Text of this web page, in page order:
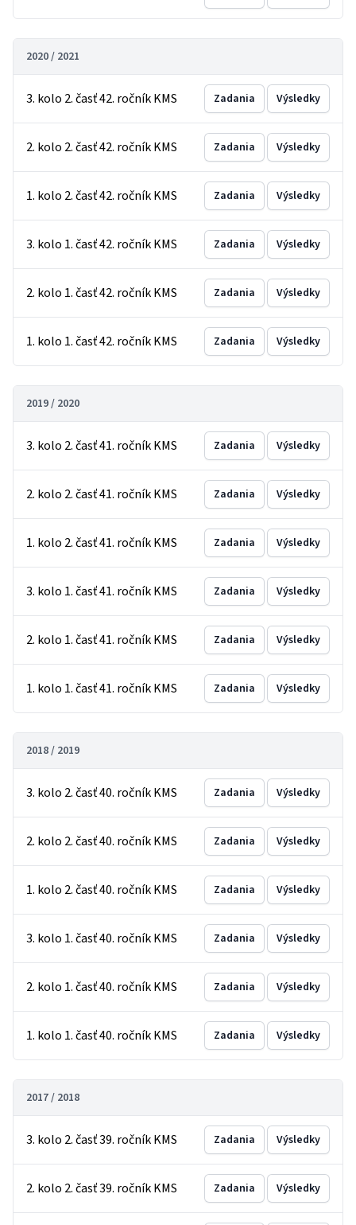
2020 / 2021
3. kolo 2. časť 42. ročník KMS Zadania Výsledky
2. kolo 2. časť 42. ročník KMS Zadania Výsledky
1. kolo 2. časť 42. ročník KMS Zadania Výsledky
3. kolo 1. časť 42. ročník KMS Zadania Výsledky
2. kolo 1. časť 42. ročník KMS Zadania Výsledky
1. kolo 1. časť 42. ročník KMS Zadania Výsledky
2019 / 2020
3. kolo 2. časť 41. ročník KMS Zadania Výsledky
2. kolo 2. časť 41. ročník KMS Zadania Výsledky
1. kolo 2. časť 41. ročník KMS Zadania Výsledky
3. kolo 1. časť 41. ročník KMS Zadania Výsledky
2. kolo 1. časť 41. ročník KMS Zadania Výsledky
1. kolo 1. časť 41. ročník KMS Zadania Výsledky
2018 / 2019
3. kolo 2. časť 40. ročník KMS Zadania Výsledky
2. kolo 2. časť 40. ročník KMS Zadania Výsledky
1. kolo 2. časť 40. ročník KMS Zadania Výsledky
3. kolo 1. časť 40. ročník KMS Zadania Výsledky
2. kolo 1. časť 40. ročník KMS Zadania Výsledky
1. kolo 1. časť 40. ročník KMS Zadania Výsledky
2017 / 2018
3. kolo 2. časť 39. ročník KMS Zadania Výsledky
2. kolo 2. časť 39. ročník KMS Zadania Výsledky